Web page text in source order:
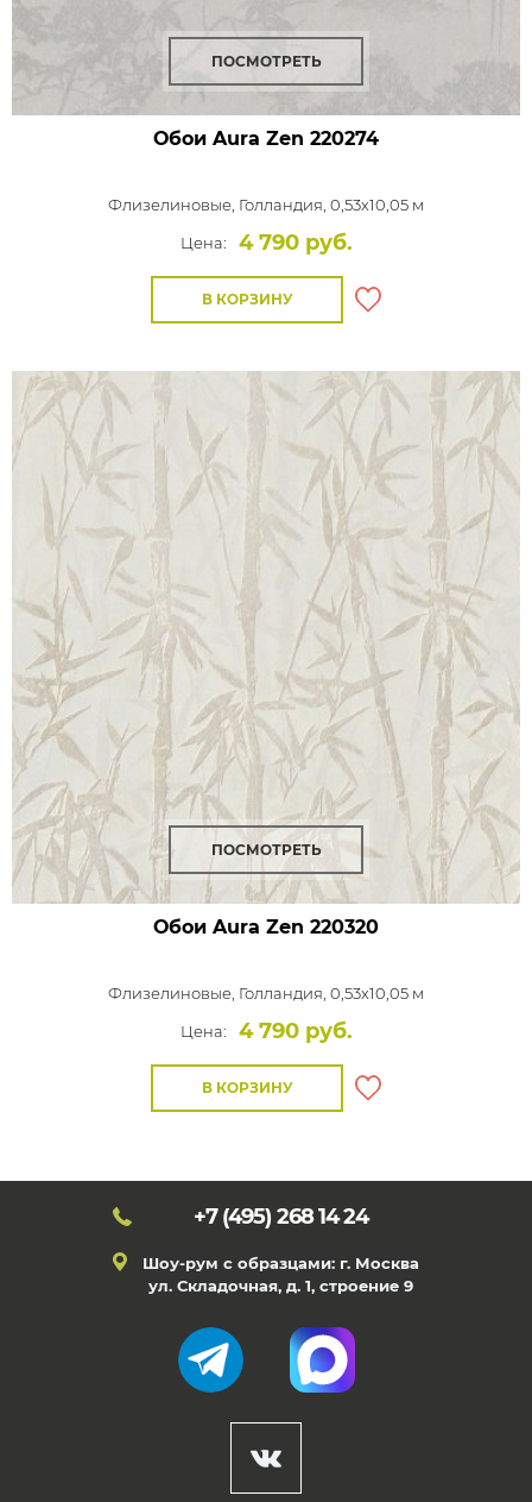
ПОСМОТРЕТЬ
Обои Aura Zen 220274
Флизелиновые, Голландия, 0,53x10,05 м
Цена:
4 790 руб.
В КОРЗИНУ
ПОСМОТРЕТЬ
Обои Aura Zen 220320
Флизелиновые, Голландия, 0,53x10,05 м
Цена:
4 790 руб.
В КОРЗИНУ
+7 (495) 268 14 24
Шоу-рум с образцами: г. Москва
ул. Складочная, д. 1, строение 9